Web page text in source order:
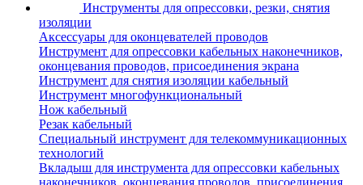
Инструменты для опрессовки, резки, снятия
изоляции
Аксессуары для оконцевателей проводов
Инструмент для опрессовки кабельных наконечников,
оконцевания проводов, присоединения экрана
Инструмент для снятия изоляции кабельный
Инструмент многофункциональный
Нож кабельный
Резак кабельный
Специальный инструмент для телекоммуникационных
технологий
Вкладыш для инструмента для опрессовки кабельных
наконечников, оконцевания проводов, присоединения